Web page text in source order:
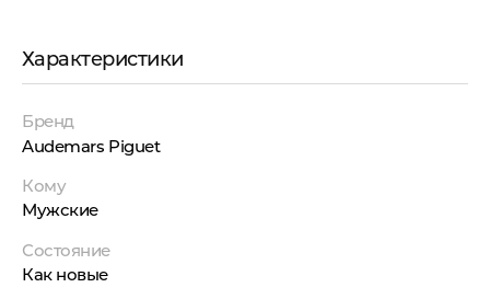
Характеристики
Бренд
Audemars Piguet
Кому
Мужские
Состояние
Как новые